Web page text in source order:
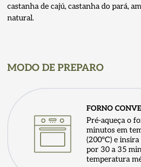
castanha de cajú, castanha do pará,
natural.
MODO DE PREPARO
FORNO
Pré-aqueça o
minutos em
(200ºC) e
por 30 a 35
temperatura